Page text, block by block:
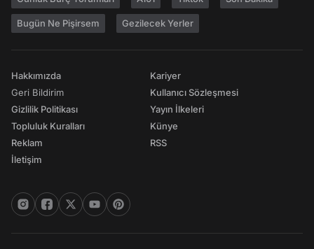
Bugün Ne Pişirsem Gezilecek Yerler
Hakkımızda
Geri Bildirim
Gizlilik Politikası
Topluluk Kuralları
Reklam
İletişim
Kariyer
Kullanıcı Sözleşmesi
Yayın İlkeleri
Künye
RSS